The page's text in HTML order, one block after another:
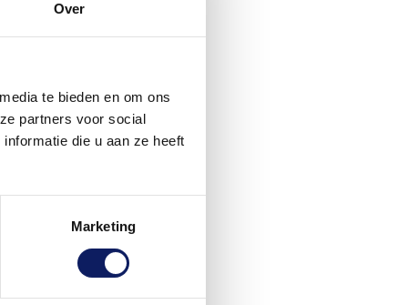
Over
te bieden en om ons
partners voor social
die u aan ze heeft
Marketing